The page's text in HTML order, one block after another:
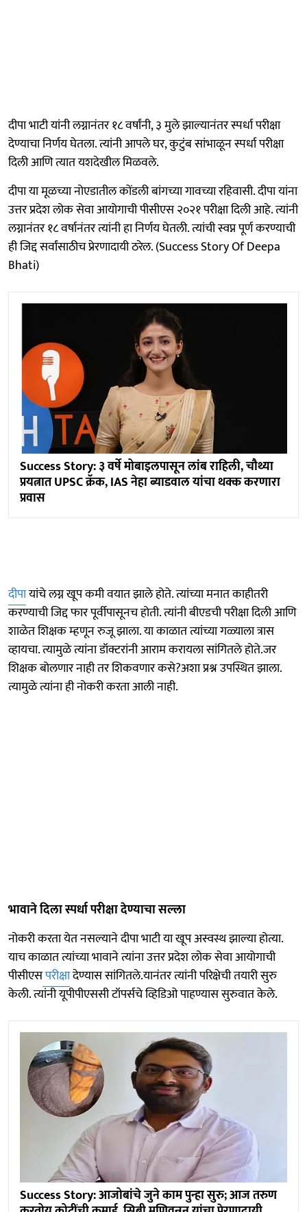
दीपा भाटी यांनी लग्नानंतर १८ वर्षांनी, ३ मुले झाल्यानंतर स्पर्धा परीक्षा
देण्याचा निर्णय घेतला. त्यांनी आपले घर, कुटुंब सांभाळून स्पर्धा परीक्षा
दिली आणि त्यात यशदेखील मिळवले.
दीपा या मूळच्या नोएडातील कोंडली बांगच्या गावच्या रहिवासी. दीपा यांना
उत्तर प्रदेश लोक सेवा आयोगाची पीसीएस २०२१ परीक्षा दिली आहे. त्यांनी
लग्नानंतर १८ वर्षानंतर त्यांनी हा निर्णय घेतली. त्यांची स्वप्न पूर्ण करण्याची
ही जिद्द सर्वांसाठीच प्रेरणादायी ठरेल. (Success Story Of Deepa
Bhati)
Success Story: ३ वर्षे मोबाइलपासून लांब राहिली, चौथ्या
प्रयत्नात UPSC क्रॅक, IAS नेहा ब्याडवाल यांचा थक्क करणारा
प्रवास
दीपायांचे लग्न खूप कमी वयात झाले होते. त्यांच्या मनात काहीतरी
करण्याची जिद्द फार पूर्वीपासूनच होती. त्यांनी बीएडची परीक्षा दिली आणि
शाळेत शिक्षक म्हणून रुजू झाला. या काळात त्यांच्या गळ्याला त्रास
व्हायचा. त्यामुळे त्यांना डॉक्टरांनी आराम करायला सांगितले होते.जर
शिक्षक बोलणार नाही तर शिकवणार कसे?अशा प्रश्न उपस्थित झाला.
त्यामुळे त्यांना ही नोकरी करता आली नाही.
भावाने दिला स्पर्धा परीक्षा देण्याचा सल्ला
नोकरी करता येत नसल्याने दीपा भाटी या खूप अस्वस्थ झाल्या होत्या.
याच काळात त्यांच्या भावाने त्यांना उत्तर प्रदेश लोक सेवा आयोगाची
पीसीएसपरीक्षादेण्यास सांगितले.यानंतर त्यांनी परिक्षेची तयारी सुरु
केली. त्यांनी यूपीपीएससी टॉपर्सचे व्हिडिओ पाहण्यास सुरुवात केले.
Success Story: आजोबांचे जुने काम पुन्हा सुरु; आज तरुण